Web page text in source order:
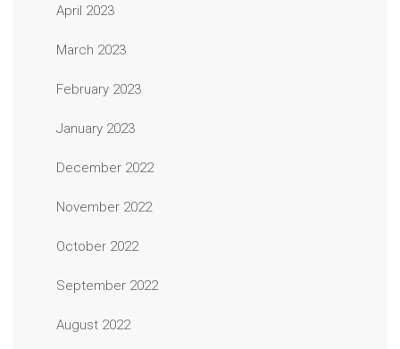
April 2023
March 2023
February 2023
January 2023
December 2022
November 2022
October 2022
September 2022
August 2022